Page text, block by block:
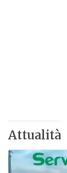
Attualità